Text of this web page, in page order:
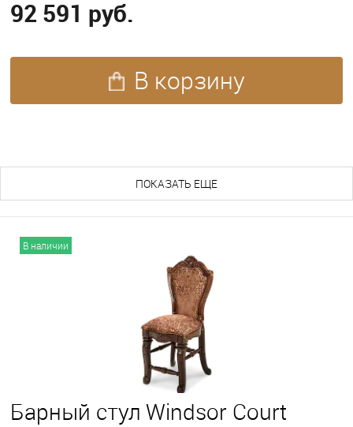
92 591 руб.
В корзину
ПОКАЗАТЬ ЕЩЕ
В наличии
Барный стул Windsor Court